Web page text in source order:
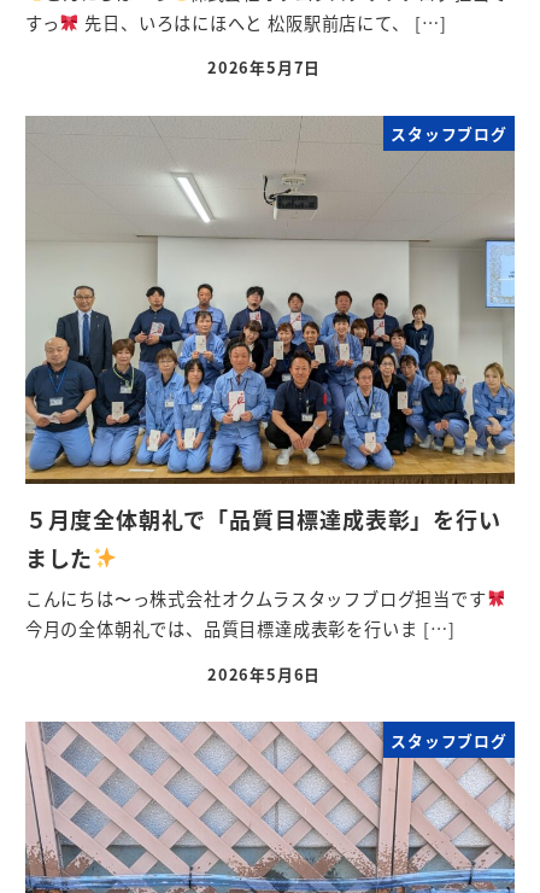
すっ
先日、いろはにほへと 松阪駅前店にて、 […]
2026年5月7日
スタッフブログ
５月度全体朝礼で「品質目標達成表彰」を行い
ました
こんにちは〜っ株式会社オクムラスタッフブログ担当です
今月の全体朝礼では、品質目標達成表彰を行いま […]
2026年5月6日
スタッフブログ